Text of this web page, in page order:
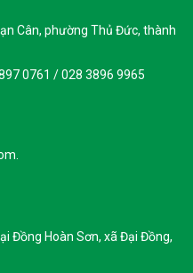
Cân, phường Thủ Đức, thành
0761 / 028 3896 9965
Đồng Hoàn Sơn, xã Đại Đồng,